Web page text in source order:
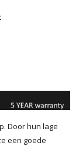
Door hun lage
een goede